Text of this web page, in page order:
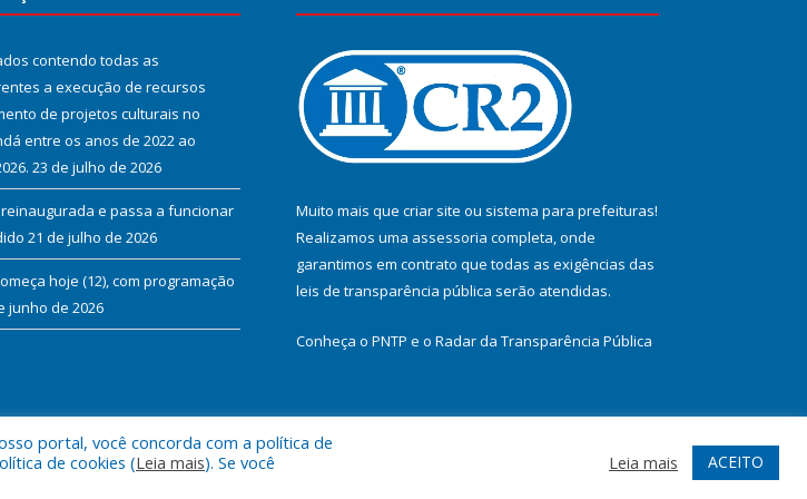
contendo todas as
a execução de recursos
de projetos culturais no
entre os anos de 2022 ao
23 de julho de 2026
reinaugurada e passa a funcionar
21 de julho de 2026
hoje (12), com programação
junho de 2026
Muito mais que criar site ou sistema para prefeituras!
Realizamos uma assessoria completa, onde
garantimos em contrato que todas as exigências das
leis de transparência pública serão atendidas.
Conheça o PNTP e o Radar da Transparência Pública
Mapa do Site Acessar Webmail
portal, você concorda com a política de
de cookies (Leia mais). Se você
Leia mais ACEITO